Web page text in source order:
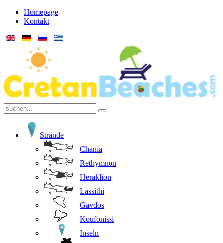
Homepage
Kontakt
Strände
Chania
Rethymnon
Heraklion
Lassithi
Gavdos
Koufonissi
Inseln